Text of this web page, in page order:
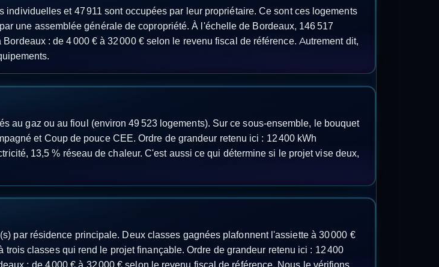
et 47 911 sont occupées par leur propriétaire. Ce sont ces logements
une assemblée générale de copropriété. À l'échelle de Bordeaux, 146 517
: de 4 000 € à 32 000 € selon le revenu fiscal de référence. Autrement dit,
au gaz ou au fioul (environ 49 523 logements). Sur ce sous-ensemble, le bouquet
et Coup de pouce CEE. Ordre de grandeur retenu ici : 12 400 kWh
13,5 % réseau de chaleur. C'est aussi ce qui détermine si le projet vise deux,
par résidence principale. Deux classes gagnées plafonnent l'assiette à 30 000 €
classes qui rend le projet finançable. Ordre de grandeur retenu ici : 12 400